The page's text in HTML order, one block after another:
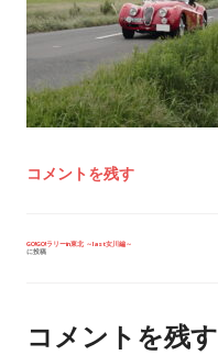
コメントを残す
投
シ
ョ
GO!GO!ラリーin東北 ～last女川編～
に投稿
コメントを残す